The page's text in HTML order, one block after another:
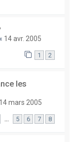
« 14 avr. 2005
1 2
les
14 mars 2005
… 5 6 7 8